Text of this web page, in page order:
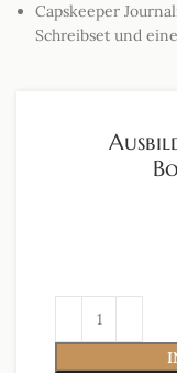
Capskeeper
Schreibset und